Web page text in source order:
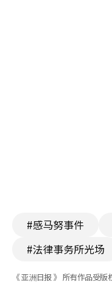
#感马努事件
#法律事务所光场
《 亚洲日报 》 所有作品受